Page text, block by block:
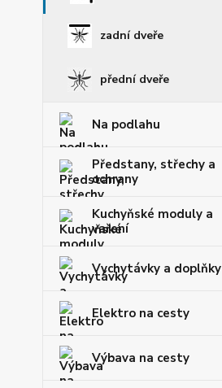
zadní dveře
přední dveře
Na podlahu
Předstany, střechy a
ochrany
Kuchyňské moduly a
vaření
Vychytávky a doplňky
Elektro na cesty
Výbava na cesty